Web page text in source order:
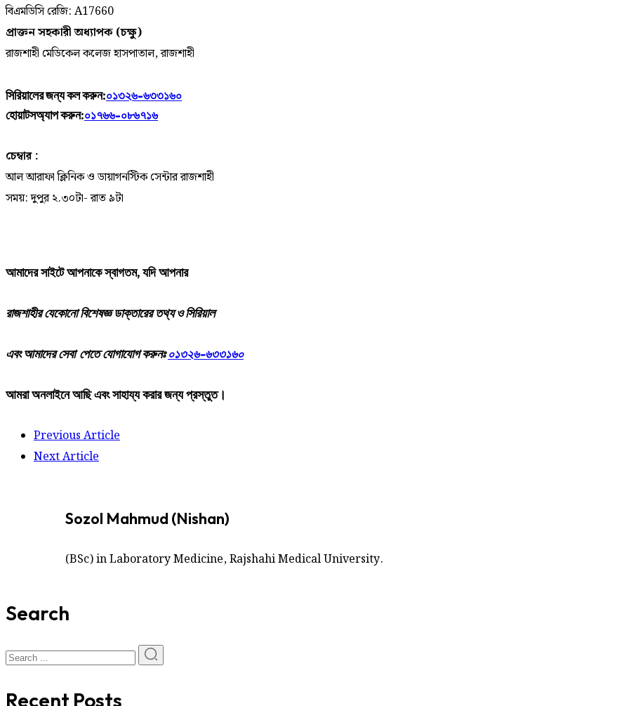
বিএমডিসি রেজি: A17660
প্রাক্তন সহকারী অধ্যাপক (চক্ষু)
রাজশাহী মেডিকেল কলেজ হাসপাতাল, রাজশাহী
সিরিয়ালের জন্য কল করুন:০১৩২৬-৬৩৩১৬০
হোয়াটসঅ্যাপ করুন:০১৭৬৬-০৮৬৭১৬
চেম্বার :
আল আরাফা ক্লিনিক ও ডায়াগনস্টিক সেন্টার রাজশাহী
সময়: দুপুর ২.৩০টা- রাত ৯টা
আমাদেরসাইটেআপনাকেস্বাগতম,যদিআপনার
রাজশাহীর যেকোনো বিশেষজ্ঞ ডাক্তারের তথ্য ও সিরিয়াল
এবং আমাদের সেবা পেতে যোগাযোগ করুনঃ০১৩২৬-৬৩৩১৬০
আমরাঅনলাইনেআছিএবংসাহায্যকরারজন্যপ্রস্তুত।
Previous Article
Next Article
Sozol Mahmud (Nishan)
(BSc) in Laboratory Medicine, Rajshahi Medical University.
Search
Recent Posts